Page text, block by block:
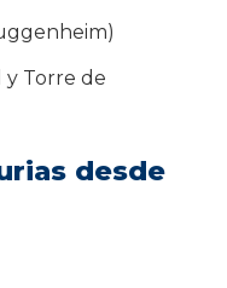
y Torre de
desde